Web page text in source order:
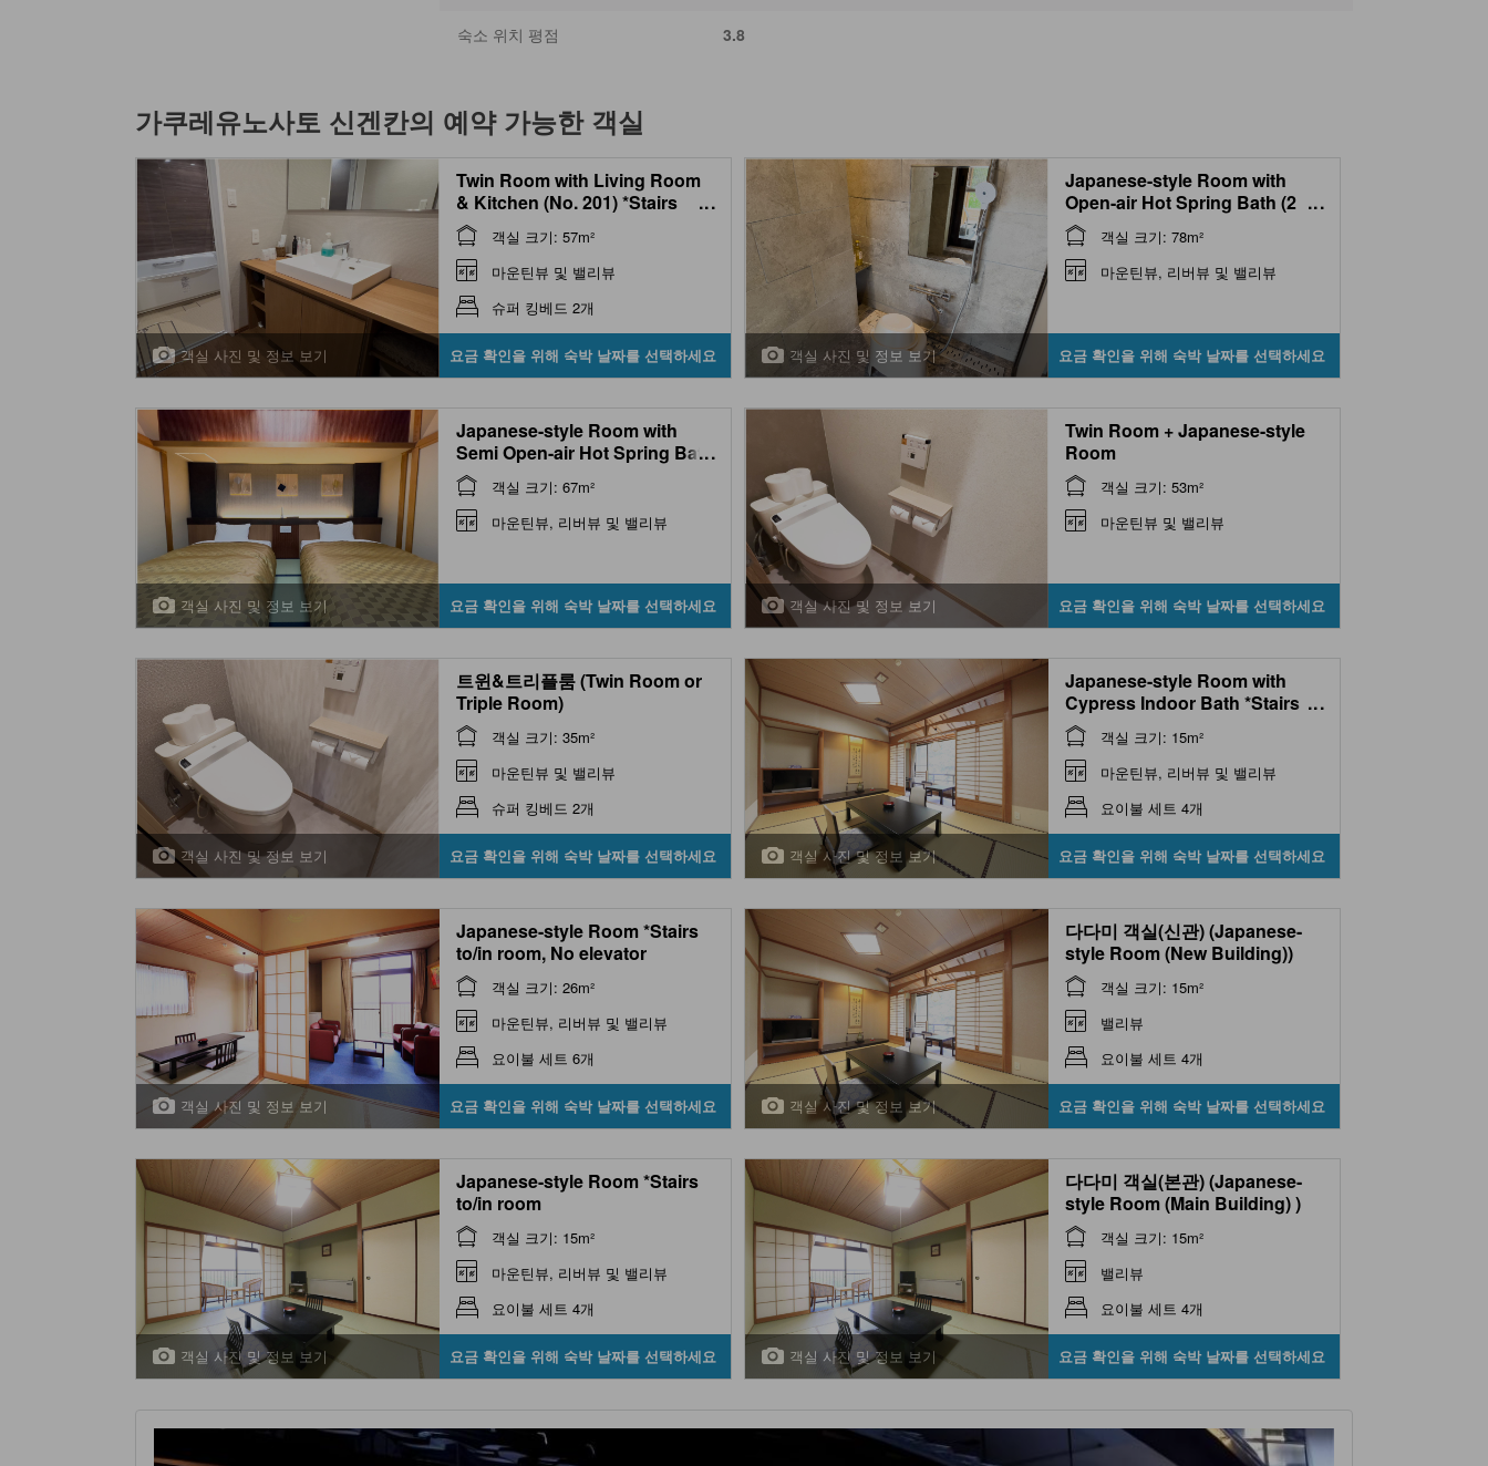
숙소 위치 평점 3.8
가쿠레유노사토 신겐칸의 예약 가능한 객실
객실 사진 및 정보 보기
Twin Room with Living Room
& Kitchen (No. 201) *Stairs
to/in room
...
객실 크기: 57m²
마운틴뷰 및 밸리뷰
슈퍼 킹베드 2개
요금 확인을 위해 숙박 날짜를 선택하세요 객실 사진 및 정보 보기
Japanese-style Room with
Open-air Hot Spring Bath (2
Beds, Yume-no-Jin Type)
...
객실 크기: 78m²
마운틴뷰, 리버뷰 및 밸리뷰
요금 확인을 위해 숙박 날짜를 선택하세요
객실 사진 및 정보 보기
Japanese-style Room with
Semi Open-air Hot Spring Bath
(2 Beds, Kurenai-no-Jin Type)
...
객실 크기: 67m²
마운틴뷰, 리버뷰 및 밸리뷰
요금 확인을 위해 숙박 날짜를 선택하세요 객실 사진 및 정보 보기
Twin Room + Japanese-style
Room
객실 크기: 53m²
마운틴뷰 및 밸리뷰
요금 확인을 위해 숙박 날짜를 선택하세요
객실 사진 및 정보 보기
트윈&트리플룸 (Twin Room or
Triple Room)
객실 크기: 35m²
마운틴뷰 및 밸리뷰
슈퍼 킹베드 2개
요금 확인을 위해 숙박 날짜를 선택하세요 객실 사진 및 정보 보기
Japanese-style Room with
Cypress Indoor Bath *Stairs
to/in room
...
객실 크기: 15m²
마운틴뷰, 리버뷰 및 밸리뷰
요이불 세트 4개
요금 확인을 위해 숙박 날짜를 선택하세요
객실 사진 및 정보 보기
Japanese-style Room *Stairs
to/in room, No elevator
객실 크기: 26m²
마운틴뷰, 리버뷰 및 밸리뷰
요이불 세트 6개
요금 확인을 위해 숙박 날짜를 선택하세요 객실 사진 및 정보 보기
다다미 객실(신관) (Japanese-
style Room (New Building))
객실 크기: 15m²
밸리뷰
요이불 세트 4개
요금 확인을 위해 숙박 날짜를 선택하세요
객실 사진 및 정보 보기
Japanese-style Room *Stairs
to/in room
객실 크기: 15m²
마운틴뷰, 리버뷰 및 밸리뷰
요이불 세트 4개
요금 확인을 위해 숙박 날짜를 선택하세요 객실 사진 및 정보 보기
다다미 객실(본관) (Japanese-
style Room (Main Building) )
객실 크기: 15m²
밸리뷰
요이불 세트 4개
요금 확인을 위해 숙박 날짜를 선택하세요